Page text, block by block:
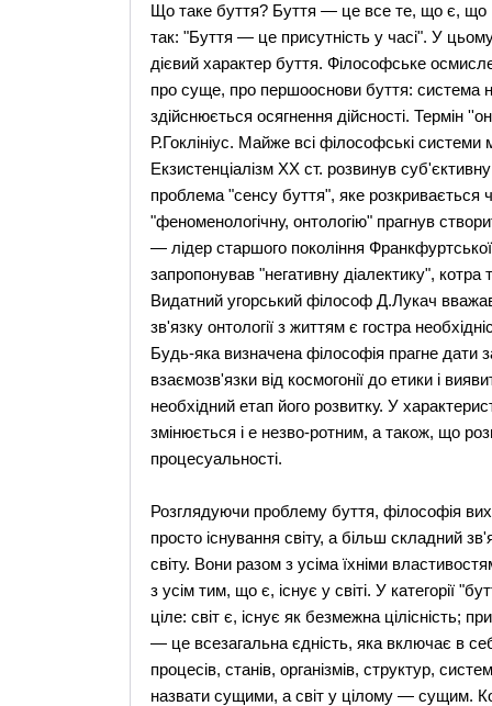
Що таке буття? Буття — це все те, що є, що
так: "Буття — це присутність у часі". У
дієвий характер буття. Філософське
про суще, про першооснови буття: система
здійснюється осягнення дійсності. Термін
Р.Гоклініус. Майже всі філософські системи
Екзистенціалізм XX ст. розвинув
проблема "сенсу буття", яке розкривається
"феноменологічну, онтологію" прагнув
— лідер старшого покоління
запропонував "негативну діалектику",
Видатний угорський філософ Д.Лукач
зв'язку онтології з життям є гостра
Будь-яка визначена філософія прагне дати
взаємозв'язки від космогонії до етики і
необхідний етап його розвитку. У
змінюється і е незво-ротним, а також, що
процесуальності.
Розглядуючи проблему буття, філософія
просто існування світу, а більш складний
світу. Вони разом з усіма їхніми
з усім тим, що є, існує у світі. У категорії
ціле: світ є, існує як безмежна цілісність;
— це всезагальна єдність, яка включає в
процесів, станів, організмів, структур,
назвати сущими, а світ у цілому — сущим.